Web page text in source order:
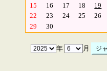
15
16 17 18 19
22
23 24 25 26
29
30
年 月